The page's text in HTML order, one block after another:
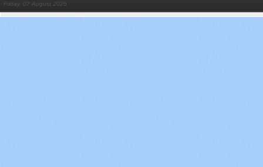
Friday, 07 August 2026